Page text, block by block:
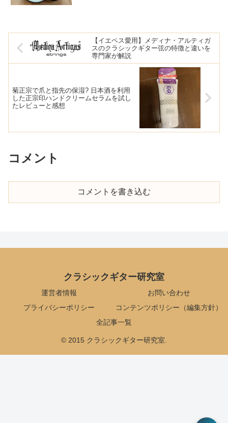
【イエペス愛用】メディナ・アルティガ
スのクラシックギター弦の特徴と違いを
専門家が解説
菊正宗で爪と指先の保湿? 日本酒を利用
した正宗印ハンドクリームセラムを試し
たレビューと感想
コメント
コメントを書き込む
クラシックギター研究室
運営者情報
お問い合わせ
プライバシーポリシー
コンテンツポリシー（編集方針）
全記事一覧
© 2015 クラシックギター研究室.